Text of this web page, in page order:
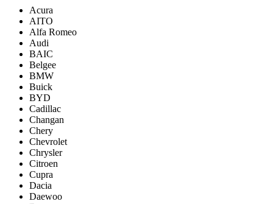
Acura
AITO
Alfa Romeo
Audi
BAIC
Belgee
BMW
Buick
BYD
Cadillac
Changan
Chery
Chevrolet
Chrysler
Citroen
Cupra
Dacia
Daewoo